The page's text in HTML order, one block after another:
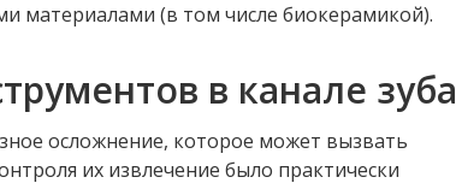
материалами (в том числе биокерамикой).
в канале зуба
осложнение, которое может вызвать
их извлечение было практически